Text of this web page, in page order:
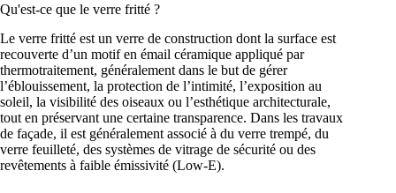
Qu'est-ce que le verre fritté ?
Le verre fritté est un verre de construction dont la surface est
recouverte d’un motif en émail céramique appliqué par
thermotraitement, généralement dans le but de gérer
l’éblouissement, la protection de l’intimité, l’exposition au
soleil, la visibilité des oiseaux ou l’esthétique architecturale,
tout en préservant une certaine transparence. Dans les travaux
de façade, il est généralement associé à du verre trempé, du
verre feuilleté, des systèmes de vitrage de sécurité ou des
revêtements à faible émissivité (Low-E).